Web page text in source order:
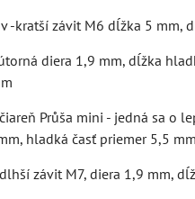
-kratší závit M6 dĺžka 5 mm,
diera 1,9 mm, dĺžka
Průša mini - jedná sa o
hladká časť priemer 5,5
závit M7, diera 1,9 mm,